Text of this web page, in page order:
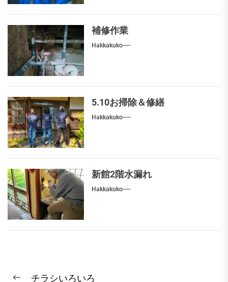
補修作業
Hakkakuko
5.10お掃除＆修繕
Hakkakuko
新館2階水漏れ
Hakkakuko
チラシいろいろ